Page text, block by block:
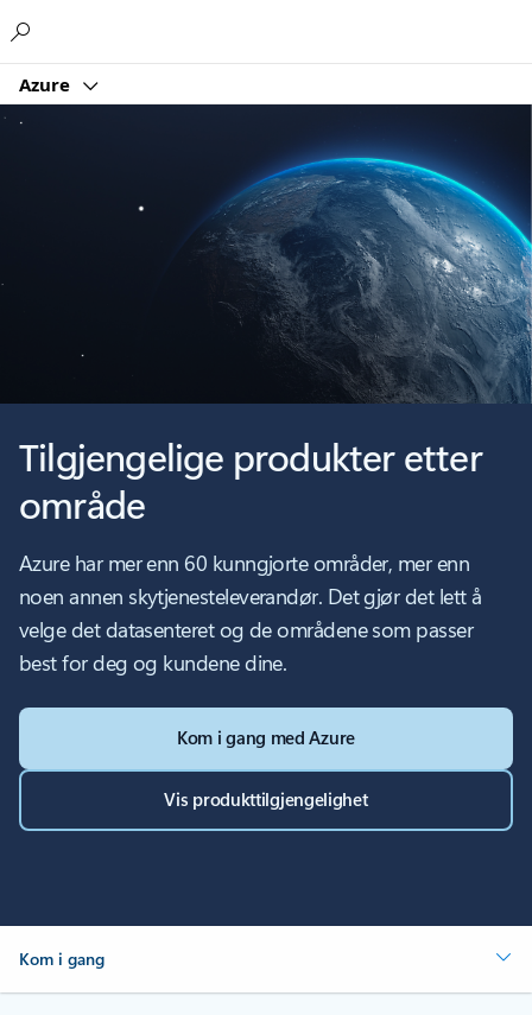
Azure
Tilgjengelige produkter etter
område
Azure har mer enn 60 kunngjorte områder, mer enn
noen annen skytjenesteleverandør. Det gjør det lett å
velge det datasenteret og de områdene som passer
best for deg og kundene dine.
Kom i gang med Azure
Vis produkttilgjengelighet
Kom i gang